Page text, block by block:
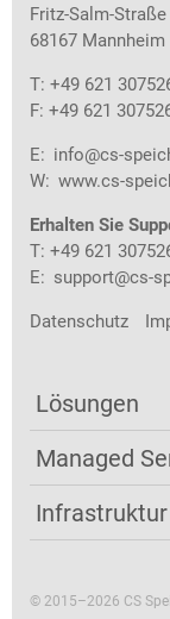
Fritz-Salm-Straße
68167 Mannheim
T: +49 621
F: +49 621
E: info@cs-
W: www.cs-
Erhalten Sie
T: +49 621
E: support@cs-
Datenschutz
Lösungen
Managed
Infrastruktur
© 2015–2026 CS